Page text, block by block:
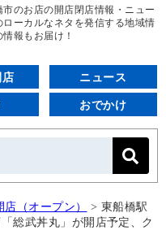
のお店の開店閉店情報・ニュー
ーカルなネタを発信する地域情
報もお届け！
店 ニュース
おでかけ
店（オープン） > 東船橋駅
総武丼丸」が開店予定、ク